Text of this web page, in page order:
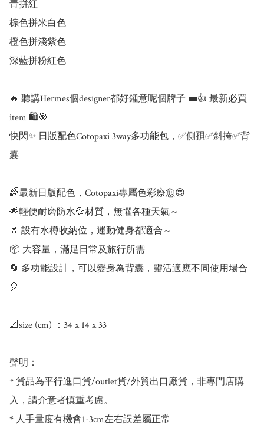
青拼紅
棕色拼米白色
橙色拼淺紫色
深藍拼粉紅色
🔥 聽講Hermes個designer都好鍾意呢個牌子 💼👍 最新必買
item 🛍️🎯
快閃✨ 日版配色Cotopaxi 3way多功能包，✅側孭✅斜挎✅背
囊
🌈最新日版配色，Cotopaxi專屬色彩療愈😍
🌟輕便耐磨防水💦材質，無懼各種天氣～
🥤 設有水樽收納位，運動健身都適合～
📦 大容量，滿足日常及旅行所需
🔄 多功能設計，可以變身為背囊，靈活適應不同使用場合
🎈
📐size (cm) ：34 x 14 x 33
聲明：
* 貨品為平行進口貨/outlet貨/外貿出口廠貨，非專門店購
入，請介意者慎重考慮。
* 人手量度有機會1-3cm左右誤差屬正常